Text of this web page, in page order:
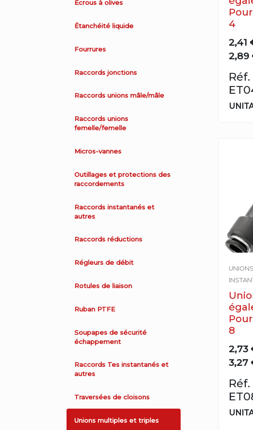
4
2,41
2,89
8
2,73
3,27
Écrous à olives
Étanchéité liquide
Fourrures
Raccords jonctions
Raccords unions mâle/mâle
Raccords unions
femelle/femelle
Micros-vannes
Outillages et protections des
raccordements
Raccords instantanés et
autres
Raccords réductions
Régleurs de débit
Rotules de liaison
Ruban PTFE
Soupapes de sécurité
échappement
Raccords Tes instantanés et
autres
Traversées de cloisons
Unions multiples et triples